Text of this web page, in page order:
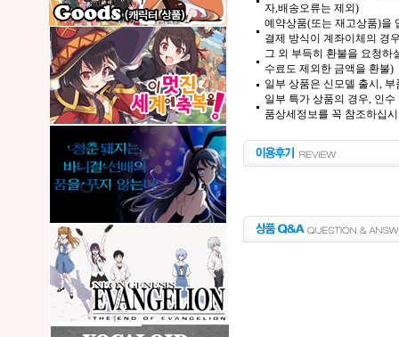
자,배송오류는 제외)
예약상품(또는 재고상품)을
결제 방식이 계좌이체의 경
그 외 부득히 환불을 요청하
수료도 제외한 금액을 환불)
일부 상품은 신모델 출시,
일부 특가 상품의 경우, 인
품상세정보를 꼭 참조하십